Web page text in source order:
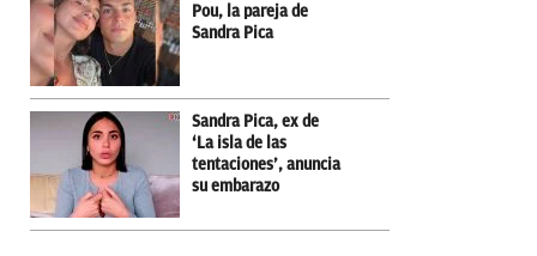
Pou, la pareja de
Sandra Pica
Sandra Pica, ex de
‘La isla de las
tentaciones’, anuncia
su embarazo